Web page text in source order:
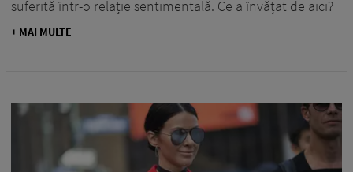
suferită într-o relație sentimentală. Ce a învățat de aici?
+ MAI MULTE